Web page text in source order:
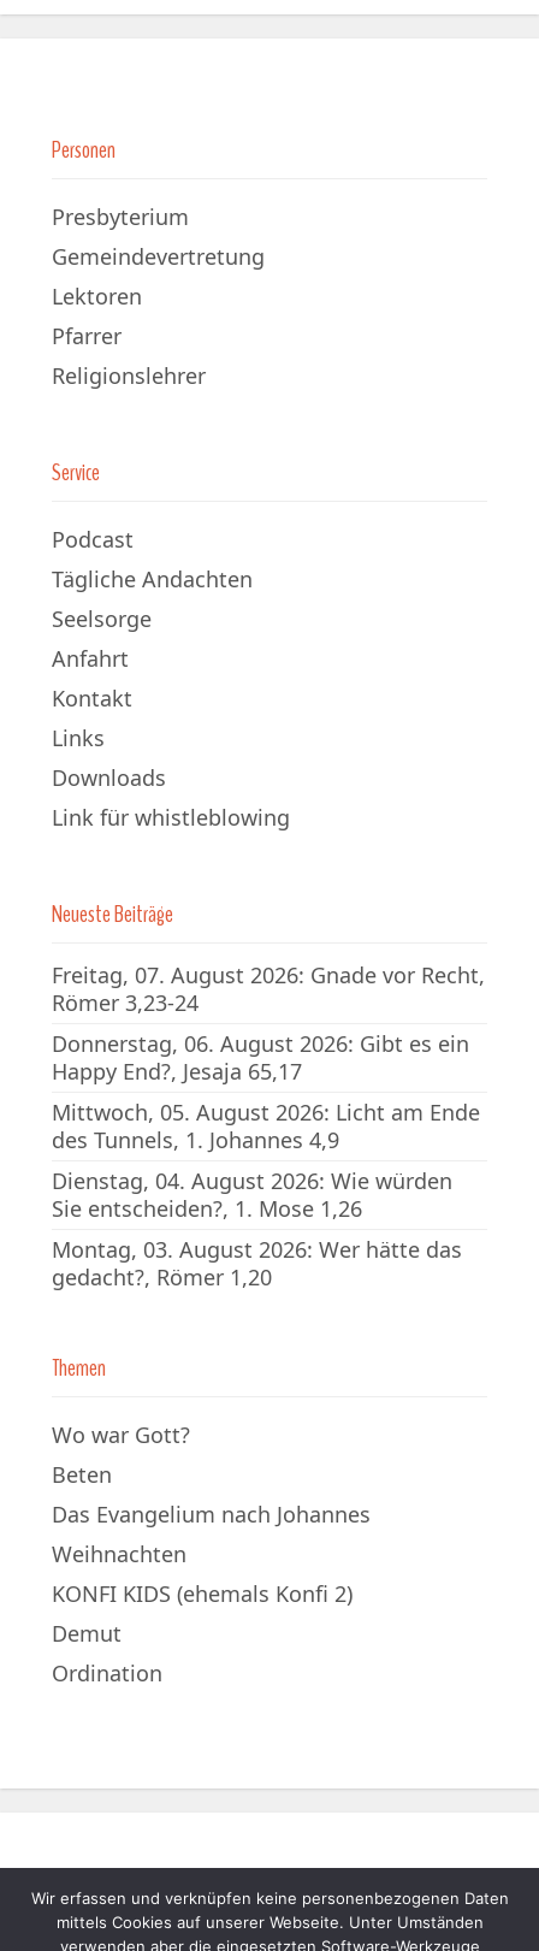
Personen
Presbyterium
Gemeindevertretung
Lektoren
Pfarrer
Religionslehrer
Service
Podcast
Tägliche Andachten
Seelsorge
Anfahrt
Kontakt
Links
Downloads
Link für whistleblowing
Neueste Beiträge
Freitag, 07. August 2026: Gnade vor Recht,
Römer 3,23-24
Donnerstag, 06. August 2026: Gibt es ein
Happy End?, Jesaja 65,17
Mittwoch, 05. August 2026: Licht am Ende
des Tunnels, 1. Johannes 4,9
Dienstag, 04. August 2026: Wie würden
Sie entscheiden?, 1. Mose 1,26
Montag, 03. August 2026: Wer hätte das
gedacht?, Römer 1,20
Themen
Wo war Gott?
Beten
Das Evangelium nach Johannes
Weihnachten
KONFI KIDS (ehemals Konfi 2)
Demut
Ordination
© 2022 – Evangelische Muttergemeinde
Wir erfassen und verknüpfen keine personenbezogenen Daten
mittels Cookies auf unserer Webseite. Unter Umständen
verwenden aber die eingesetzten Software-Werkzeuge